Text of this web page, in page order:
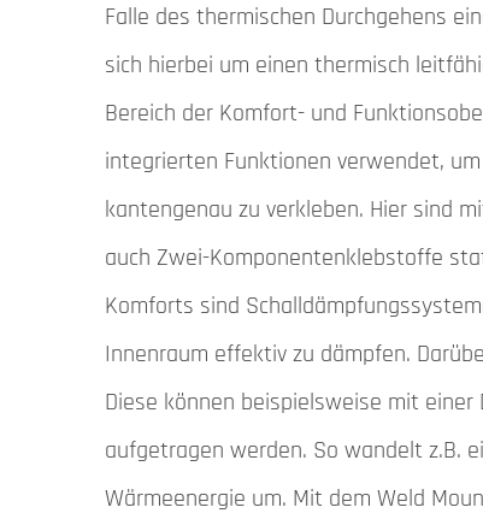
Falle des thermischen Durchgehens
sich hierbei um einen thermisch
Bereich der Komfort- und
integrierten Funktionen verwendet,
kantengenau zu verkleben. Hier sind
auch Zwei-Komponentenklebstoffe
Komforts sind
Innenraum effektiv zu dämpfen.
Diese können beispielsweise mit
aufgetragen werden. So wandelt z.B.
Wärmeenergie um. Mit dem Weld